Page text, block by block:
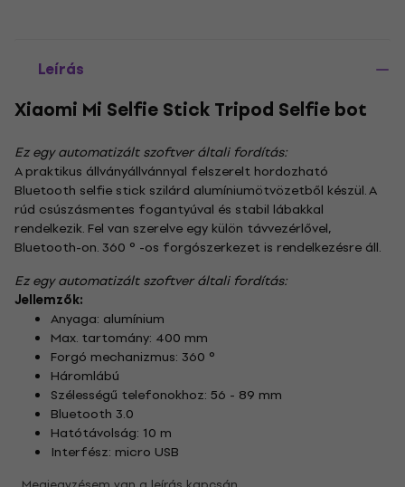
Leírás
Xiaomi Mi Selfie Stick Tripod Selfie bot
Ez egy automatizált szoftver általi fordítás:
A praktikus állványállvánnyal felszerelt hordozható
Bluetooth selfie stick szilárd alumíniumötvözetből készül. A
rúd csúszásmentes fogantyúval és stabil lábakkal
rendelkezik. Fel van szerelve egy külön távvezérlővel,
Bluetooth-on. 360 ° -os forgószerkezet is rendelkezésre áll.
Ez egy automatizált szoftver általi fordítás:
Jellemzők:
Anyaga: alumínium
Max. tartomány: 400 mm
Forgó mechanizmus: 360 °
Háromlábú
Szélességű telefonokhoz: 56 - 89 mm
Bluetooth 3.0
Hatótávolság: 10 m
Interfész: micro USB